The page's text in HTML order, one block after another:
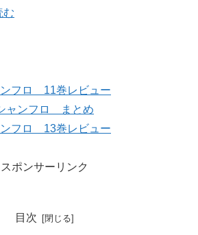
む
ンフロ 11巻レビュー
ャンフロ まとめ
ンフロ 13巻レビュー
スポンサーリンク
目次